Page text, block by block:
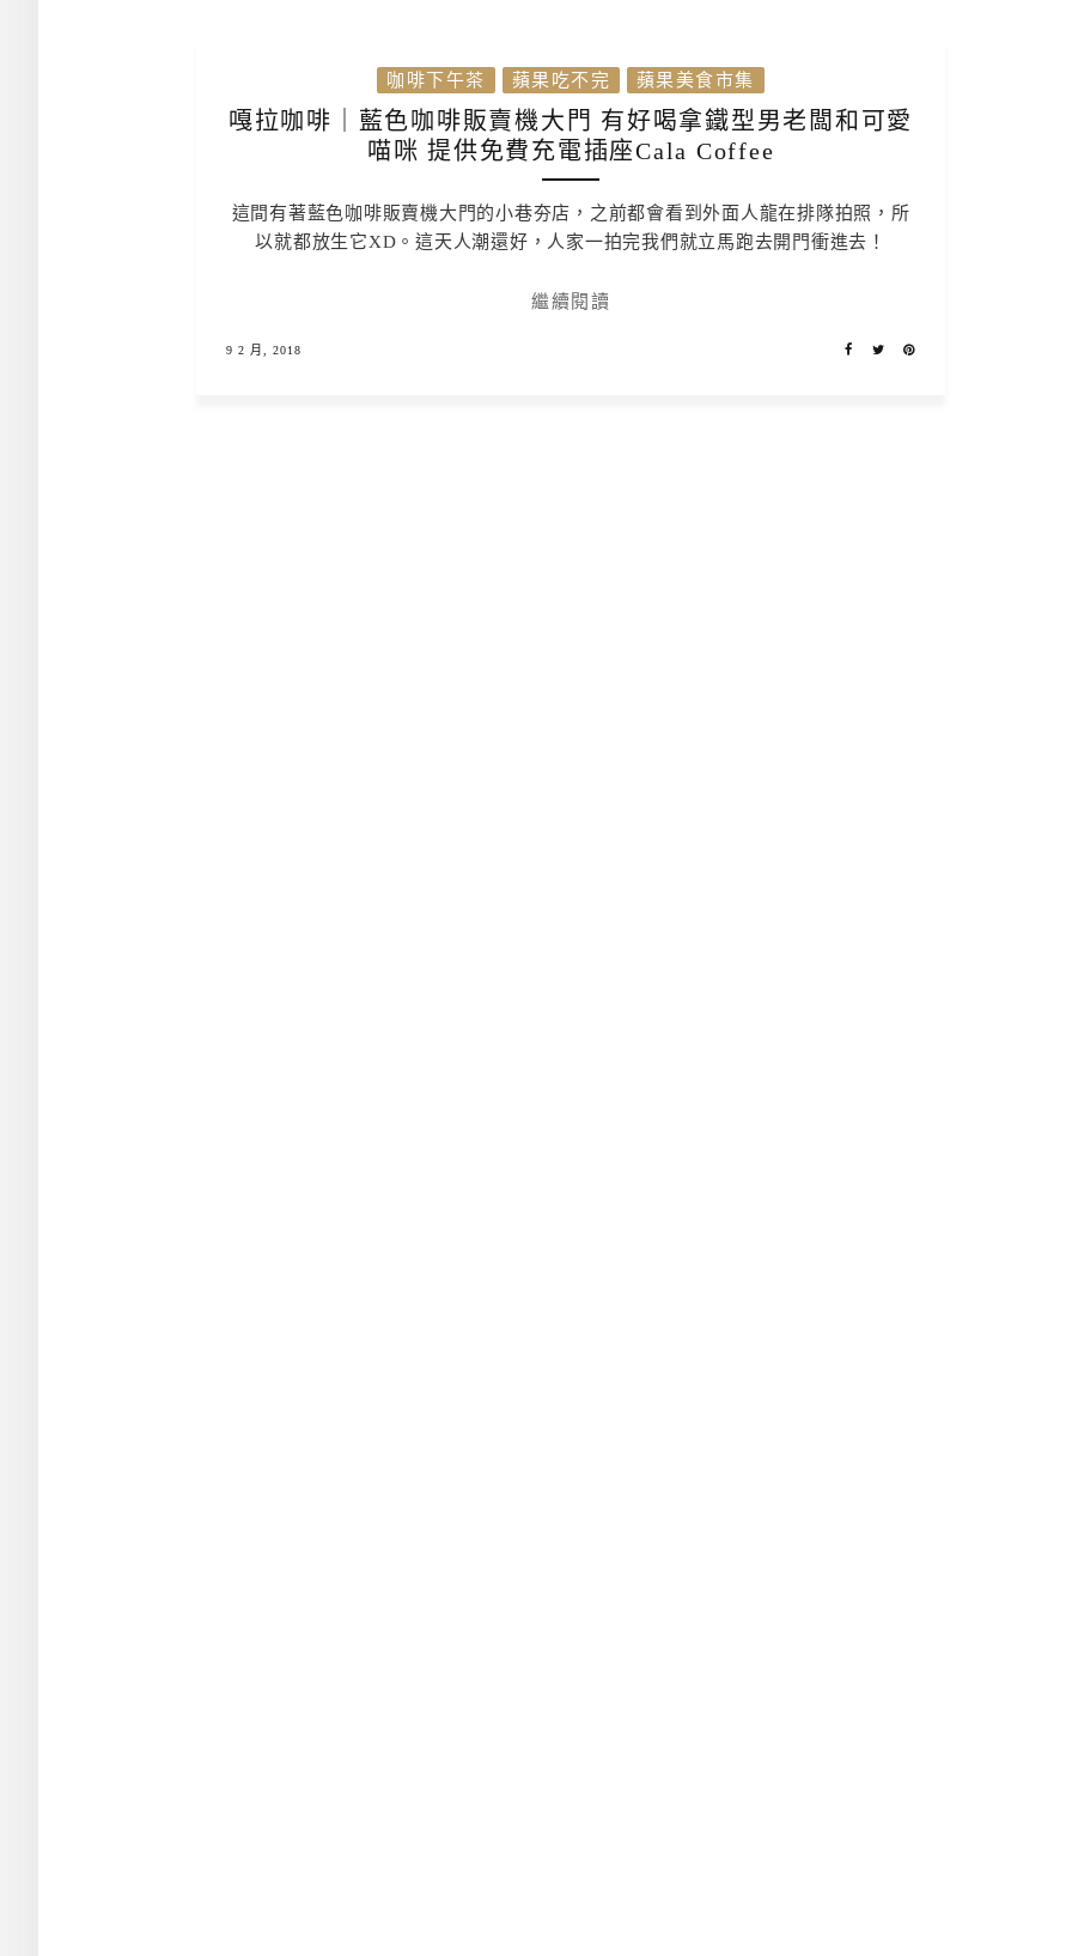
咖啡下午茶 蘋果吃不完 蘋果美食市集
嘎拉咖啡｜藍色咖啡販賣機大門 有好喝拿鐵型男老闆和可愛
喵咪 提供免費充電插座Cala Coffee
這間有著藍色咖啡販賣機大門的小巷夯店，之前都會看到外面人龍在排隊拍照，所
以就都放生它XD。這天人潮還好，人家一拍完我們就立馬跑去開門衝進去！
繼續閱讀
9 2 月, 2018